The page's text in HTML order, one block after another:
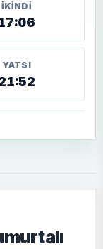
İKINDI
YATSI